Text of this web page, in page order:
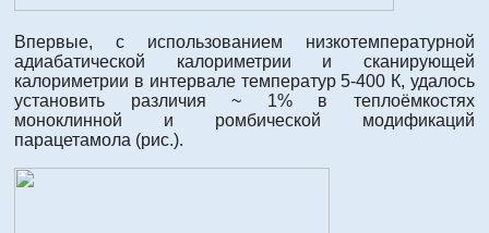
Впервые, с использованием низкотемпературной
адиабатической калориметрии и сканирующей
калориметрии в интервале температур 5-400 К, удалось
установить различия ~ 1% в теплоёмкостях
моноклинной и ромбической модификаций
парацетамола (рис.).